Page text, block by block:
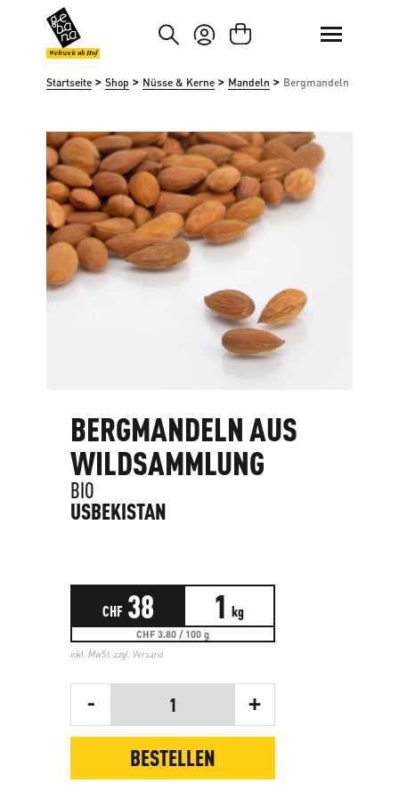
Hauptinhalt springen
Zur Suche springen
Weltweit ab Hof
Startseite > Shop > Nüsse & Kerne > Mandeln > Bergmandeln aus
Bildergalerie überspringen
BERGMANDELN AUS
WILDSAMMLUNG
BIO
USBEKISTAN
CHF 38 1 kg
CHF 3.80 / 100 g
inkl. MwSt. zzgl. Versand
- 1 +
BESTELLEN